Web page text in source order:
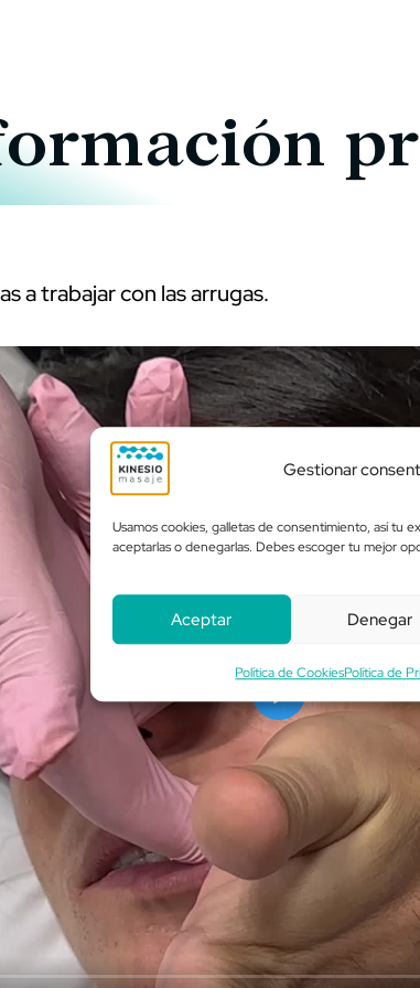
Gestionar
Usamos cookies, galletas de consentimiento, así tu
aceptarlas o denegarlas. Debes escoger tu mejor
Aceptar Denegar
Política de CookiesPolítica de
a trabajar con las arrugas.